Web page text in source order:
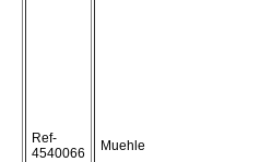
Ref-
4540066
Muehle